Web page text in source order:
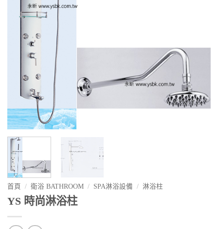
首頁 / 衛浴 BATHROOM / SPA淋浴設備 / 淋浴柱
YS 時尚淋浴柱